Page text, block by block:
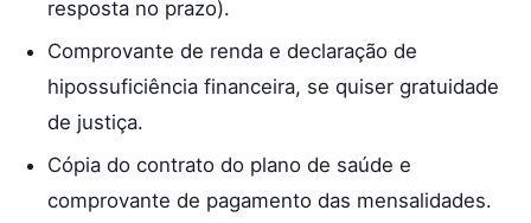
resposta no prazo).
Comprovante de renda e declaração de
hipossuficiência financeira, se quiser gratuidade
de justiça.
Cópia do contrato do plano de saúde e
comprovante de pagamento das mensalidades.